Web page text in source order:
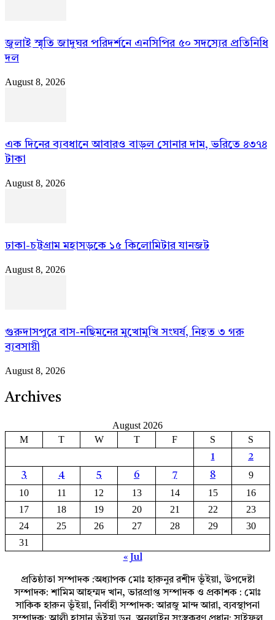
জুলাই স্মৃতি জাদুঘর পরিদর্শনে এনসিপির ৫০ সদস্যের প্রতিনিধি
দল
August 8, 2026
এক দিনের ব্যবধানে আবারও বাড়ল সোনার দাম, ভরিতে ৪৩৭৪
টাকা
August 8, 2026
ঢাকা-চট্টগ্রাম মহাসড়কে ১৫ কিলোমিটার যানজট
August 8, 2026
গুরুদাসপুরে বাস-নছিমনের মুখোমুখি সংঘর্ষ, নিহত ৩ গরু
ব্যবসায়ী
August 8, 2026
Archives
August 2026
M
T W T F S S
1
2
3
4 5 6 7 8
9
10
11 12 13 14 15
16
17
18 19 20 21 22
23
24
25 26 27 28 29
30
31
« Jul
প্রতিষ্ঠাতা সম্পাদক :অধ্যাপক মোঃ হারুনুর রশীদ ভূঁইয়া, উপদেষ্টা
সম্পাদক: শামিম আহম্মদ খান, ভারপ্রাপ্ত সম্পাদক ও প্রকাশক : মোঃ
সাকিক হারুন ভূঁইয়া, নির্বাহী সম্পাদক: আরজু মান্দ আরা, ব্যবস্থাপনা